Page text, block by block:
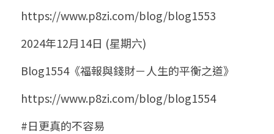
https://www.p8zi.com/blog/blog1553
2024年12月14日 (星期六)
Blog1554《福報與錢財－人生的平衡之道》
https://www.p8zi.com/blog/blog1554
#日更真的不容易